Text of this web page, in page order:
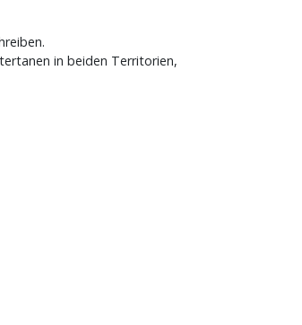
in beiden Territorien,